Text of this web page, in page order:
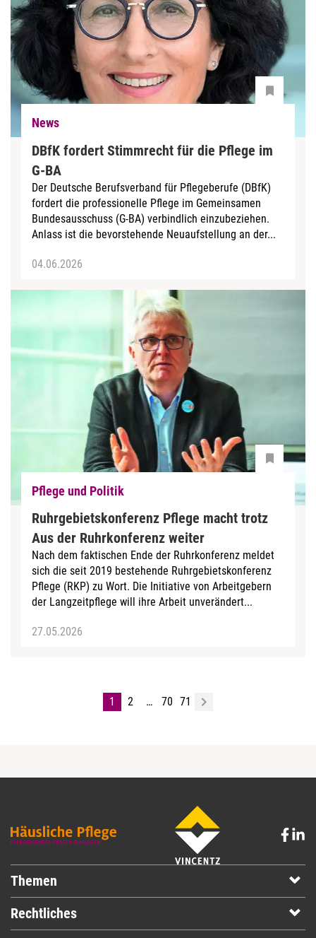
News
DBfK fordert Stimmrecht für die Pflege im
G-BA
Der Deutsche Berufsverband für Pflegeberufe (DBfK)
fordert die professionelle Pflege im Gemeinsamen
Bundesausschuss (G-BA) verbindlich einzubeziehen.
Anlass ist die bevorstehende Neuaufstellung an der...
04.06.2026
Pflege und Politik
Ruhrgebietskonferenz Pflege macht trotz
Aus der Ruhrkonferenz weiter
Nach dem faktischen Ende der Ruhrkonferenz meldet
sich die seit 2019 bestehende Ruhrgebietskonferenz
Pflege (RKP) zu Wort. Die Initiative von Arbeitgebern
der Langzeitpflege will ihre Arbeit unverändert...
27.05.2026
1 2 … 70 71
Themen
Rechtliches